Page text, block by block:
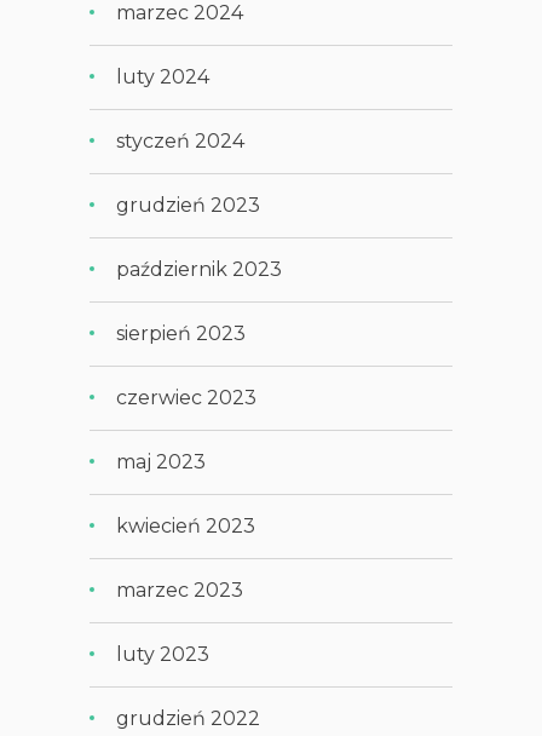
marzec 2024
luty 2024
styczeń 2024
grudzień 2023
październik 2023
sierpień 2023
czerwiec 2023
maj 2023
kwiecień 2023
marzec 2023
luty 2023
grudzień 2022